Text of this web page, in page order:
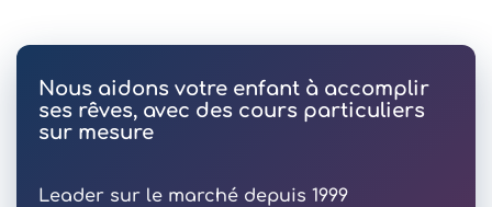
Nous aidons votre enfant à accomplir
ses rêves, avec des cours particuliers
sur mesure
Leader sur le marché depuis 1999